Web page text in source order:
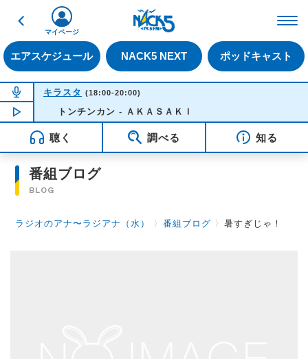
戻る
エアスケジュール NACK5 NEXT ポッドキャスト
マイページ
NOW ON AIR
キラスタ (18:00-20:00)
NOW PLAYING 18:50
トンチンカン - ＡＫＡＳＡＫＩ
聴く 調べる 知る
番組ブログ
BLOG
ラジオのアナ〜ラジアナ（水） 〉番組ブログ 〉暑すぎじゃ！